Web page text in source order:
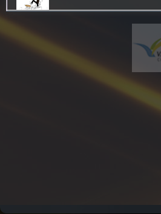
LA PSY VOUS EN
HISTOIRES D'OC